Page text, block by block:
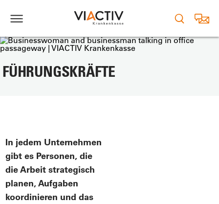
FÜHRUNGSKRÄFTE
In jedem Unternehmen
gibt es Personen, die
die Arbeit strategisch
planen, Aufgaben
koordinieren und das